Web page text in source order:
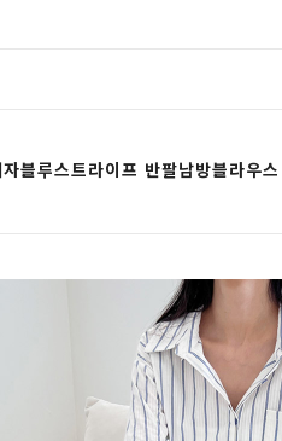
루스트라이프 반팔남방블라우스